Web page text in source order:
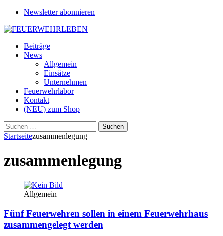
Newsletter abonnieren
Beiträge
News
Allgemein
Einsätze
Unternehmen
Feuerwehrlabor
Kontakt
(NEU) zum Shop
Suchen
nach:
Startseitezusammenlegung
zusammenlegung
Allgemein
Fünf Feuerwehren sollen in einem Feuerwehrhaus
zusammengelegt werden